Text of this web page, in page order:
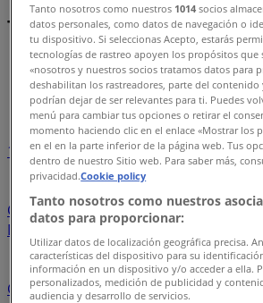
Τοπικές μάρκες
Tiendeo σε Περιστέρι»
Ευρετήριο επωνυμίας
1 34
Canvas
Girl Velvet Cat Famous
Dark
Track Aia
Rainbow
Box Flowers Creta
Mix
Red Rose Sky White
Coca Cola
Pampers Yellow
Tanto nosotros como nuestros 1014 socios
datos personales, como datos de navegación o
tu dispositivo. Si seleccionas Acepto, estarás
tecnologías de rastreo apoyen los propósitos que
«nosotros y nuestros socios tratamos datos para
deshabilitan los rastreadores, parte del contenido
podrían dejar de ser relevantes para ti. Puedes
menú para cambiar tus opciones o retirar el
momento haciendo clic en el enlace «Mostrar los
en el en la parte inferior de la página web. Tus
dentro de nuestro Sitio web. Para saber más,
privacidad.Cookie policy
Tanto nosotros como nuestros
datos para proporcionar:
Utilizar datos de localización geográfica precisa.
características del dispositivo para su
información en un dispositivo y/o acceder a ella.
personalizados, medición de publicidad y
audiencia y desarrollo de servicios.